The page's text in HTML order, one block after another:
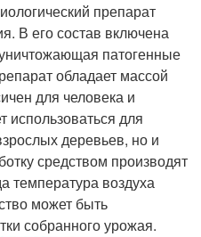
препарат
В его состав включена
патогенные
обладает массой
для человека и
для
деревьев, но и
средством производят
температура воздуха
может быть
собранного урожая.